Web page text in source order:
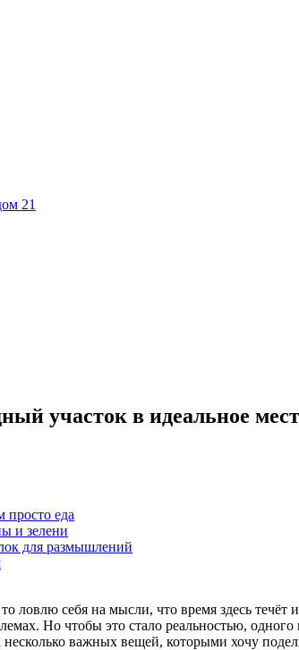
участок в идеальное
просто еда
и зелени
для размышлений
то ловлю себя на мысли, что время здесь
Но чтобы это стало реальностью,
важных вещей, которыми хочу